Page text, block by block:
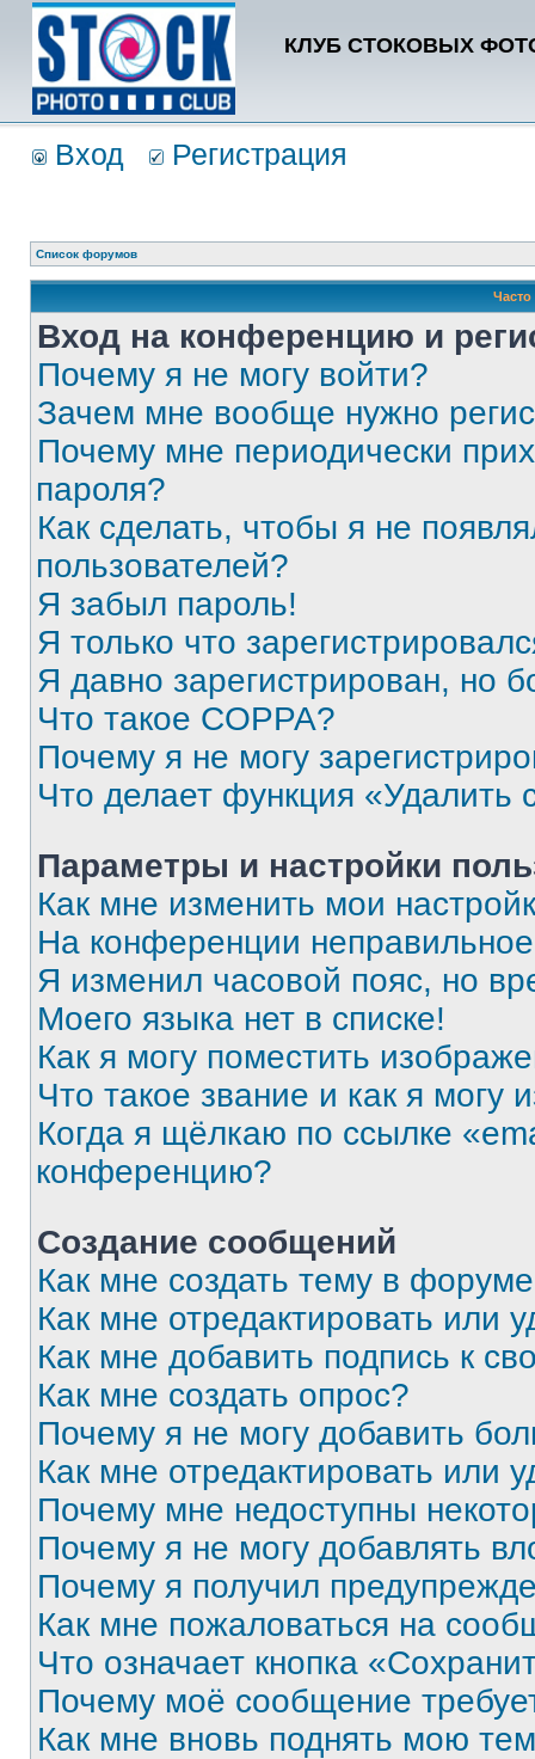
КЛУБ СТОКОВЫХ
Вход Регистрация
Список форумов
Вход на конференцию и
Почему я не могу войти?
Зачем мне вообще нужно
Почему мне периодически
пароля?
Как сделать, чтобы я не
пользователей?
Я забыл пароль!
Я только что
Я давно зарегистрирован, но
Что такое COPPA?
Почему я не могу
Что делает функция «Удалить
Параметры и настройки
Как мне изменить мои
На конференции
Я изменил часовой пояс, но
Моего языка нет в списке!
Как я могу поместить
Что такое звание и как я могу
Когда я щёлкаю по ссылке
конференцию?
Создание сообщений
Как мне создать тему в
Как мне отредактировать или
Как мне добавить подпись к
Как мне создать опрос?
Почему я не могу добавить
Как мне отредактировать или
Почему мне недоступны
Почему я не могу добавлять
Почему я получил
Как мне пожаловаться на
Что означает кнопка
Почему моё сообщение
Как мне вновь поднять мою